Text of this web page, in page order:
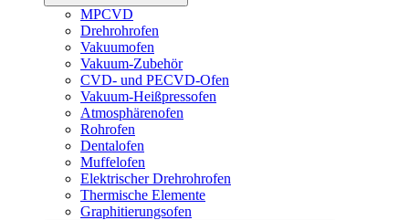
MPCVD
Drehrohrofen
Vakuumofen
Vakuum-Zubehör
CVD- und PECVD-Ofen
Vakuum-Heißpressofen
Atmosphärenofen
Rohrofen
Dentalofen
Muffelofen
Elektrischer Drehrohrofen
Thermische Elemente
Graphitierungsofen